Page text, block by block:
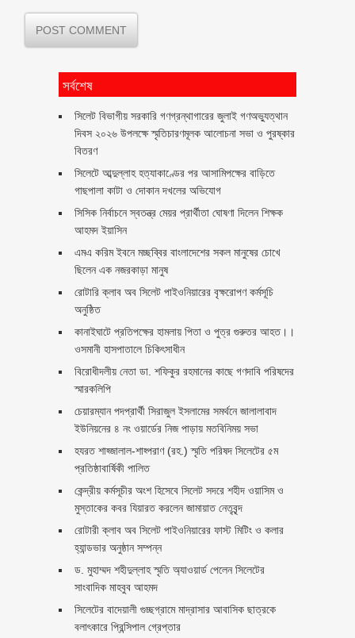
সর্বশেষ
সিলেট বিভাগীয় সরকারি গণগ্রন্থাগারের জুলাই গণঅভ্যুত্থান
দিবস ২০২৬ উপলক্ষে স্মৃতিচারণমূলক আলোচনা সভা ও পুরষ্কার
বিতরণ ‎ ‎
সিলেটে আব্দুল্লাহ হত্যাকাণ্ডের পর আসামিপক্ষের বাড়িতে
গাছপালা কাটা ও দোকান দখলের অভিযোগ
সিসিক নির্বাচনে স্বতন্ত্র মেয়র প্রার্থীতা ঘোষণা দিলেন শিক্ষক
আহমদ ইয়াসিন
এমএ করিম ইবনে মচ্ছব্বির বাংলাদেশের সকল মানুষের চোখে
ছিলেন এক নজরকাড়া মানুষ ‎
রোটারি ক্লাব অব সিলেট পাইওনিয়ারের বৃক্ষরোপণ কর্মসূচি
অনুষ্ঠিত
কানাইঘাটে প্রতিপক্ষের হামলায় পিতা ও পুত্র গুরুতর আহত।।
ওসমানী হাসপাতালে চিকিৎসাধীন
বিরোধীদলীয় নেতা ডা. শফিকুর রহমানের কাছে গণদাবি পরিষদের
স্মারকলিপি ‎
চেয়ারম্যান পদপ্রার্থী সিরাজুল ইসলামের সমর্থনে জালালাবাদ
ইউনিয়নের ৪ নং ওয়ার্ডের নিজ পাড়ায় মতবিনিময় সভা
হযরত শাহ্জালাল-শাহ্পরাণ (রহ.) স্মৃতি পরিষদ সিলেটের ৫ম
প্রতিষ্ঠাবার্ষিকী পালিত ‎​
কেন্দ্রীয় কর্মসূচীর অংশ হিসেবে সিলেট সদরে শহীদ ওয়াসিম ও
মুস্তাকের কবর যিয়ারত করলেন জামায়াত নেতৃবৃন্দ ‎
রোটারী ক্লাব অব সিলেট পাইওনিয়ারের ফাস্ট মিটিং ও কলার
হ্যান্ডভার অনুষ্ঠান সম্পন্ন
ড. মুহাম্মদ শহীদুল্লাহ স্মৃতি অ্যাওয়ার্ড পেলেন সিলেটের
সাংবাদিক মাহবুব আহমদ
সিলেটের বাদেয়ালী গুচ্ছগ্রামে মাদ্রাসার আবাসিক ছাত্রকে
বলাৎকারে প্রিন্সিপাল গ্রেপ্তার ‎